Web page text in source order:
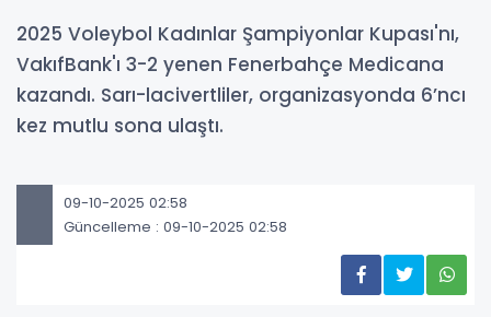
2025 Voleybol Kadınlar Şampiyonlar Kupası'nı,
VakıfBank'ı 3-2 yenen Fenerbahçe Medicana
kazandı. Sarı-lacivertliler, organizasyonda 6’ncı
kez mutlu sona ulaştı.
09-10-2025 02:58
Güncelleme : 09-10-2025 02:58